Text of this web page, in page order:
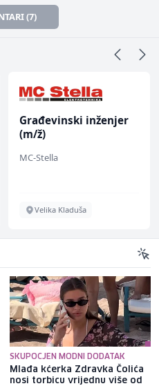
(7)
Građevinski inženjer
(m/ž)
MC-Stella
Velika Kladuša
SKUPOCJEN MODNI DODATAK
Mlađa kćerka Zdravka Čolića
nosi torbicu vrijednu više od